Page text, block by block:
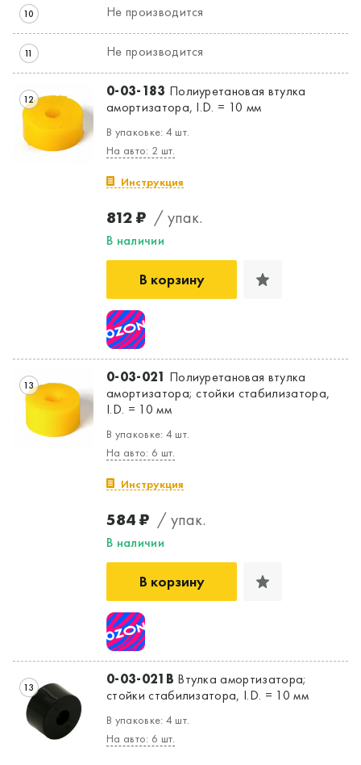
10 Не производится
11 Не производится
12 0-03-183 Полиуретановая втулка
амортизатора, I.D. = 10 мм
В упаковке: 4 шт.
На авто: 2 шт.
Инструкция
812 ₽ / упак.
В наличии
В корзину
13 0-03-021 Полиуретановая втулка
амортизатора; стойки стабилизатора,
I.D. = 10 мм
В упаковке: 4 шт.
На авто: 6 шт.
Инструкция
584 ₽ / упак.
В наличии
В корзину
13 0-03-021B Втулка амортизатора;
стойки стабилизатора, I.D. = 10 мм
В упаковке: 4 шт.
На авто: 6 шт.